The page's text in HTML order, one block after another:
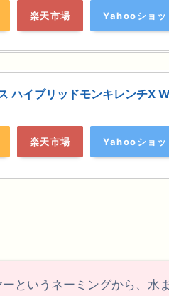
楽天市場 Yahooショッ
ハイブリッドモンキレンチ
楽天市場 Yahooショッ
というネーミングから、水